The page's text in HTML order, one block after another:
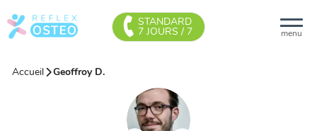
menu
STANDARD
7 JOURS / 7
Accueil Geoffroy D.